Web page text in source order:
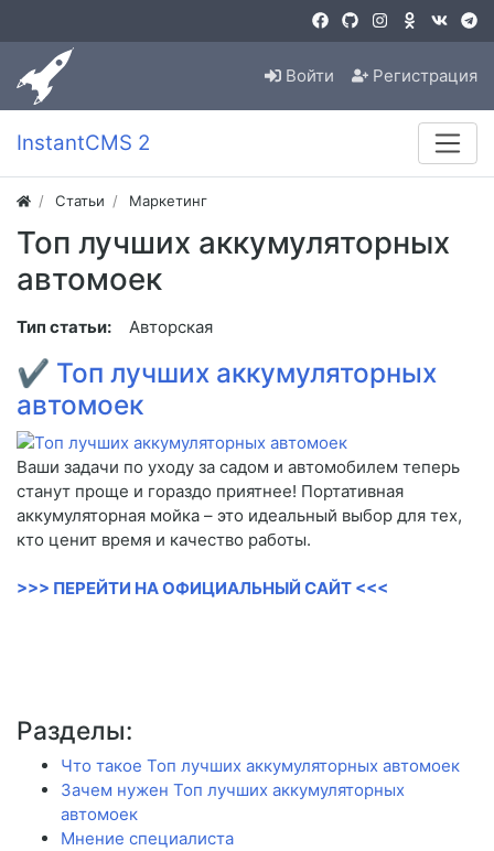
Войти Регистрация
InstantCMS 2
Статьи Маркетинг
Топ лучших аккумуляторных
автомоек
Тип статьи: Авторская
✔ Топ лучших аккумуляторных
автомоек
Ваши задачи по уходу за садом и автомобилем теперь
станут проще и гораздо приятнее! Портативная
аккумуляторная мойка – это идеальный выбор для тех,
кто ценит время и качество работы.
>>> ПЕРЕЙТИ НА ОФИЦИАЛЬНЫЙ САЙТ <<<
Разделы:
Что такое Топ лучших аккумуляторных автомоек
Зачем нужен Топ лучших аккумуляторных
автомоек
Мнение специалиста